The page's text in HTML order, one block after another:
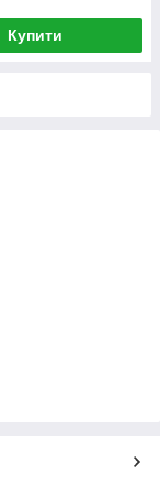
Купити